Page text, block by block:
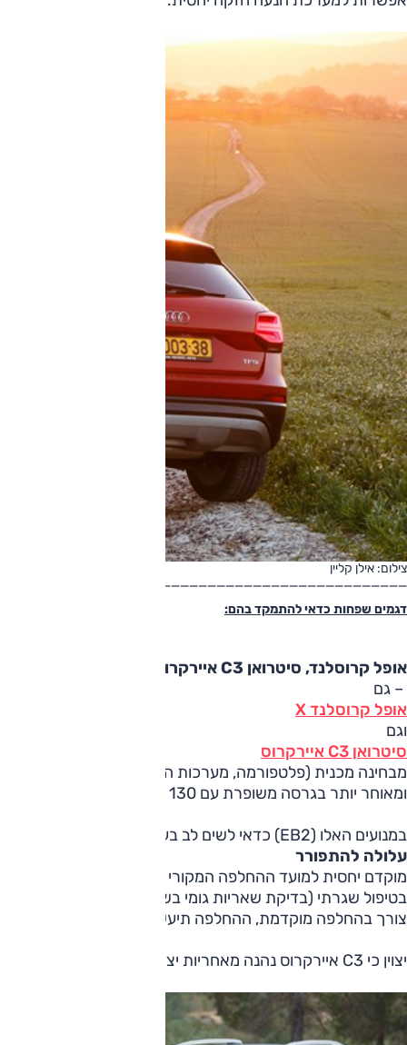
צילום: אילן קליין
דגמים שפחות כדאי להתמקד בהם:
אופל קרוסלנד, סיטרואן C3 איירקרוס
– גם
אופל קרוסלנד X
וגם
סיטרואן C3 איירקרוס
ומאוחר יותר בגרסה משופרת עם 130 כ"ס. שני הדגמים סובלים ממצאי מצומצם.
במנועים האלו (EB2) כדאי לשים לב בעיקר למצב רצועת התזמון - מדובר ברצועה טבולה בשמן, והרצועה
עלולה להתפורר
מוקדם יחסית למועד ההחלפה המקורי שלה לפי היצרן. מדובר
בטיפול שגרתי (בדיקת שאריות גומי בשמן הישן) או בבדיקה
צורך בהחלפה מוקדמת, ההחלפה תיעשה ללא חיוב הלקוח ותוקן
יצוין כי C3 איירקרוס נהנה מאחריות יצרן ארוכה יחסית (5 שנים או 120,000 ק"מ, המוקדם מביניהם).